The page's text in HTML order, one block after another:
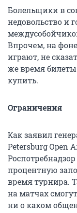
Болельщики в
недовольство и
Впрочем, на
играют, не
же время
купить.
Ограничения
Как заявил
Petersburg Open
процентную
время турнира.
на матчах
ни о каком